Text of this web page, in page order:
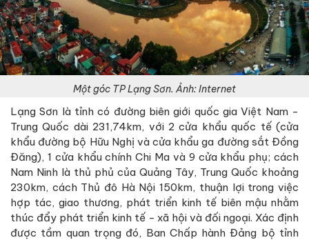
Một góc TP Lạng Sơn. Ảnh: Internet
Lạng Sơn là tỉnh có đường biên giới quốc gia Việt Nam -
Trung Quốc dài 231,74km, với 2 cửa khẩu quốc tế (cửa
khẩu đường bộ Hữu Nghị và cửa khẩu ga đường sắt Đồng
Đăng), 1 cửa khẩu chính Chi Ma và 9 cửa khẩu phụ; cách
Nam Ninh là thủ phủ của Quảng Tây, Trung Quốc khoảng
230km, cách Thủ đô Hà Nội 150km, thuận lợi trong việc
hợp tác, giao thương, phát triển kinh tế biên mậu nhằm
thúc đẩy phát triển kinh tế - xã hội và đối ngoại. Xác định
được tầm quan trọng đó, Ban Chấp hành Đảng bộ tỉnh